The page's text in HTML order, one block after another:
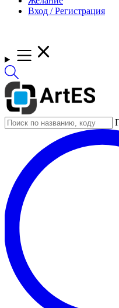
Вход / Регистрация